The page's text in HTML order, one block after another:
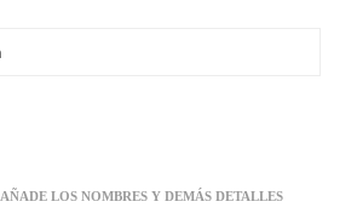
AÑADE LOS NOMBRES Y DEMÁS DETALLES